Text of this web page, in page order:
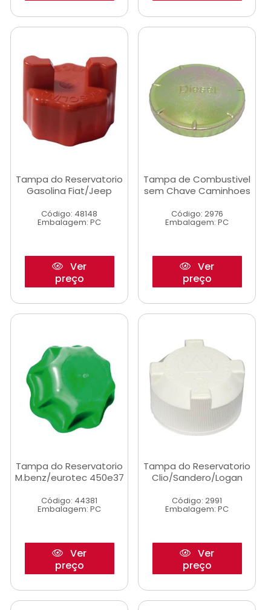
Tampa do Reservatorio
Gasolina Fiat/Jeep
Código: 48148
Embalagem: PC
Ver
preço
Tampa de Combustivel
sem Chave Caminhoes
Código: 2976
Embalagem: PC
Ver
preço
Tampa do Reservatorio
M.benz/eurotec 450e37
Código: 44381
Embalagem: PC
Ver
preço
Tampa do Reservatorio
Clio/Sandero/Logan
Código: 2991
Embalagem: PC
Ver
preço